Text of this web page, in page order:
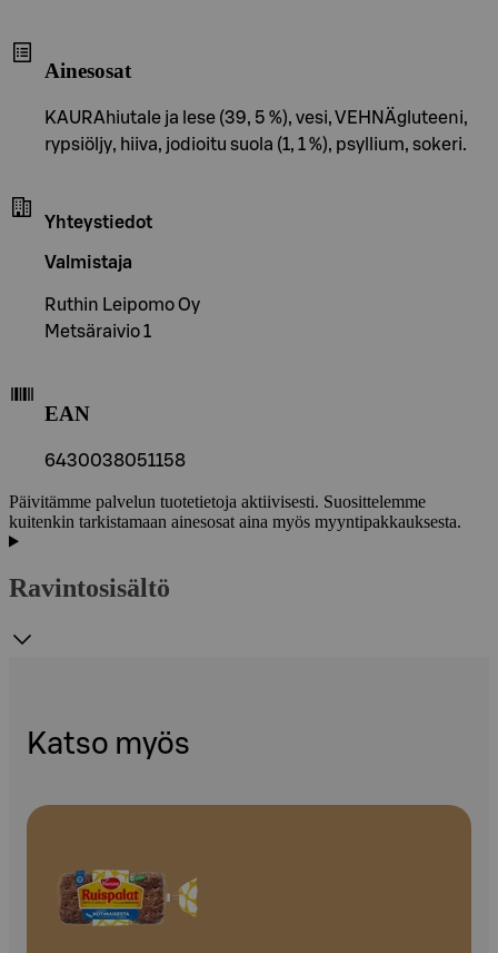
Ainesosat
KAURAhiutale ja lese (39, 5 %), vesi, VEHNÄgluteeni,
rypsiöljy, hiiva, jodioitu suola (1, 1 %), psyllium, sokeri.
Yhteystiedot
Valmistaja
Ruthin Leipomo Oy
Metsäraivio 1
EAN
6430038051158
Päivitämme palvelun tuotetietoja aktiivisesti. Suosittelemme
kuitenkin tarkistamaan ainesosat aina myös myyntipakkauksesta.
Ravintosisältö
Katso myös